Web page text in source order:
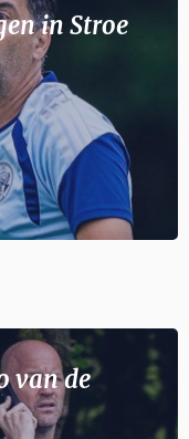
in Stroe
van de